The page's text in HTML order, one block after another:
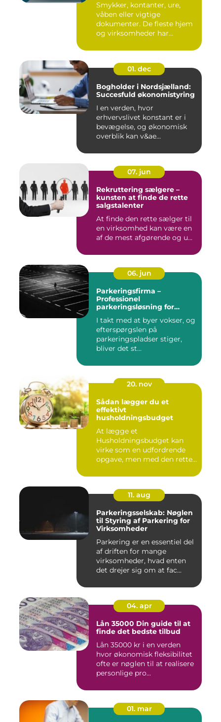
Smykker, kontanter, ure,
våben eller vigtige
dokumenter. De fleste hjem
og virksomheder har
01. dec
Bogholder i Nordsjælland:
Succesfuld økonomistyring
I en verden, hvor
erhvervslivet konstant er i
bevægelse, og økonomisk
overblik kan v&ae...
07. jun
Rekruttering sælgere –
kunsten at finde de rette
salgstalenter
At finde den rette sælger til
en virksomhed kan være en
af de mest afgørende og u...
06. jun
Parkeringsfirma –
Professionel
parkeringsløsning for
I takt med at byer vokser, og
efterspørgslen på
parkeringspladser stiger,
bliver det st...
20. nov
Sådan lægger du et
effektivt
husholdningsbudget
At lægge et
Husholdningsbudget kan
virke som en udfordrende
opgave, men med den rette
11. aug
Parkeringsselskab: Nøglen
til Styring af Parkering for
Virksomheder
Parkering er en essentiel del
af driften for mange
virksomheder, hvad enten
det drejer sig om at fac...
04. apr
Lån 35000 Din guide til at
finde det bedste tilbud
Lån 35000 kr i en verden
hvor økonomisk fleksibilitet
ofte er nøglen til at realisere
personlige pro...
01. mar